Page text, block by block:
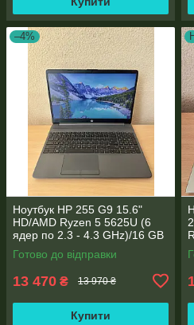
–4%
Ноутбук HP 255 G9 15.6"
HD/AMD Ryzen 5 5625U (6
ядер по 2.3 - 4.3 GHz)/16 GB
DDR4/256GB SSD M.2/AMD
Radeon Vega 7/Web
Готово до відправки
13 470 ₴ 13 970 ₴
Купити